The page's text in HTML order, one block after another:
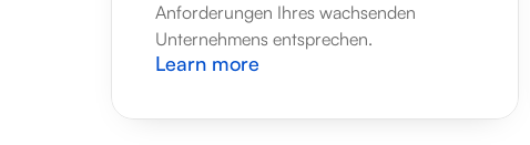
Anforderungen Ihres wachsenden
Unternehmens entsprechen.
Learn more